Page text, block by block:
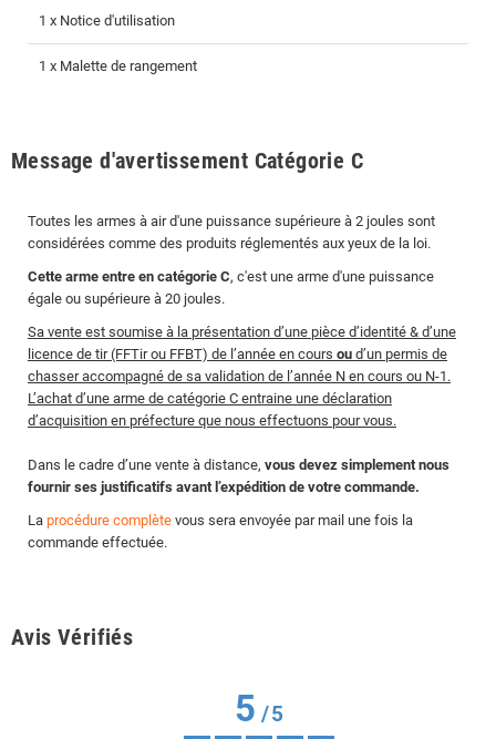
1 x Notice d'utilisation
1 x Malette de rangement
Message d'avertissement Catégorie C
Toutes les armes à air d'une puissance supérieure à 2 joules sont
considérées comme des produits réglementés aux yeux de la loi.
Cette arme entre en catégorie C, c'est une arme d'une puissance
égale ou supérieure à 20 joules.
Sa vente est soumise à la présentation d’une pièce d’identité & d’une
licence de tir (FFTir ou FFBT) de l’année en cours ou d’un permis de
chasser accompagné de sa validation de l’année N en cours ou N-1.
L’achat d’une arme de catégorie C entraine une déclaration
d’acquisition en préfecture que nous effectuons pour vous.
Dans le cadre d’une vente à distance, vous devez simplement nous
fournir ses justificatifs avant l’expédition de votre commande.
La procédure complète vous sera envoyée par mail une fois la
commande effectuée.
Avis Vérifiés
5/5